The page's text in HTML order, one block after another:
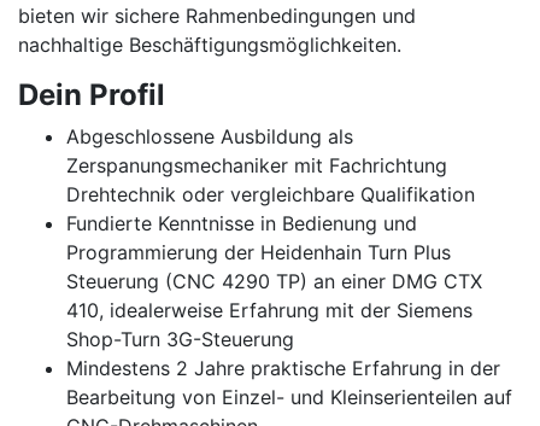
bieten wir sichere Rahmenbedingungen und
nachhaltige Beschäftigungsmöglichkeiten.
Dein Profil
Abgeschlossene Ausbildung als
Zerspanungsmechaniker mit Fachrichtung
Drehtechnik oder vergleichbare Qualifikation
Fundierte Kenntnisse in Bedienung und
Programmierung der Heidenhain Turn Plus
Steuerung (CNC 4290 TP) an einer DMG CTX
410, idealerweise Erfahrung mit der Siemens
Shop-Turn 3G-Steuerung
Mindestens 2 Jahre praktische Erfahrung in der
Bearbeitung von Einzel- und Kleinserienteilen auf